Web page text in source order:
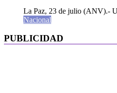
La Paz, 23 de julio (ANV).-
Nacional
PUBLICIDAD